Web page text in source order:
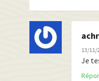
13/11/
Je